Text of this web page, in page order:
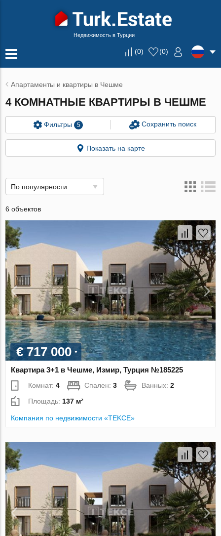
Недвижимость в Турции
(0) (0)
Апартаменты и квартиры в Чешме
4 КОМНАТНЫЕ КВАРТИРЫ В ЧЕШМЕ
Фильтры 5 Сохранить поиск
Показать на карте
По популярности
6 объектов
€ 717 000
Квартира 3+1 в Чешме, Измир, Турция №185225
Комнат:4 Спален:3 Ванных:2
Площадь: 137 м²
Компания по недвижимости «TEKCE»